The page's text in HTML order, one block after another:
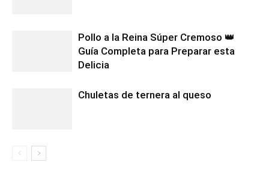
Pollo a la Reina Súper Cremoso 👑
Guía Completa para Preparar esta
Delicia
Chuletas de ternera al queso